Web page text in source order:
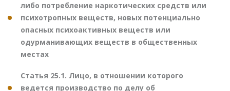
либо потребление наркотических средств или
психотропных веществ, новых потенциально
опасных психоактивных веществ или
одурманивающих веществ в общественных
местах
Статья 25.1. Лицо, в отношении которого
ведется производство по делу об